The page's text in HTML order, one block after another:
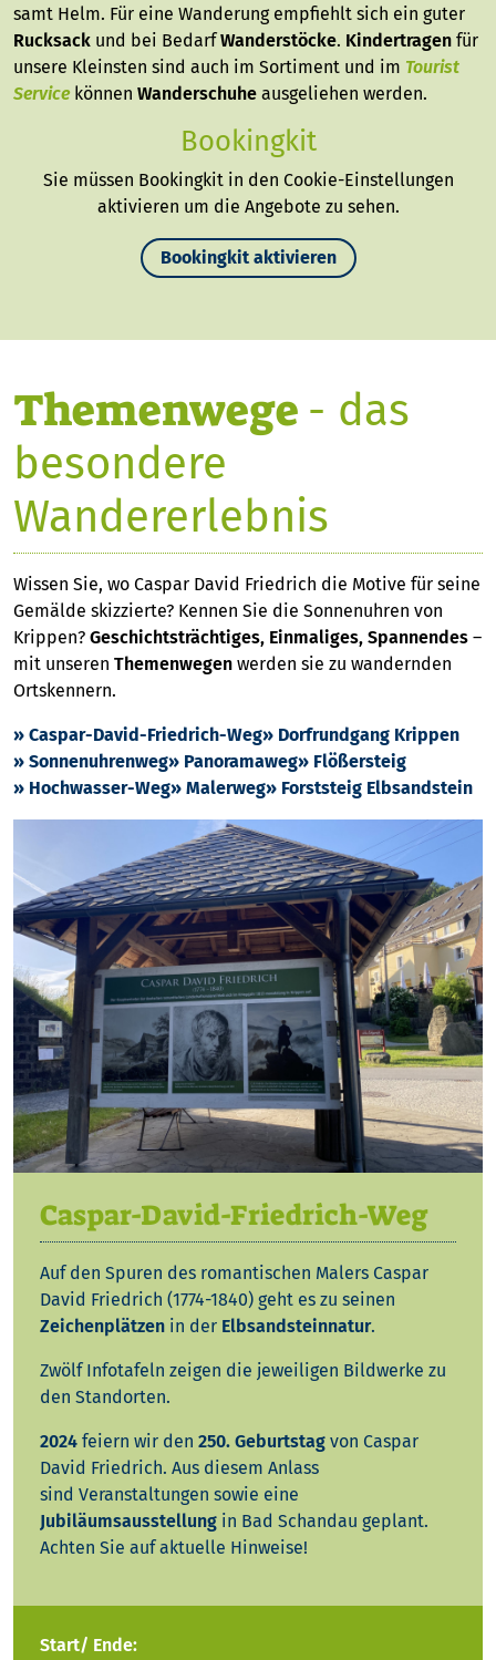
samt Helm. Für eine Wanderung empfiehlt sich ein guter
Rucksack und bei BedarfWanderstöcke. Kindertragen für
unsere Kleinsten sind auch im Sortiment und im Tourist
Servicekönnen Wanderschuhe ausgeliehen werden.
Bookingkit
Sie müssen Bookingkit in den Cookie-Einstellungen
aktivieren um die Angebote zu sehen.
Bookingkit aktivieren
Themenwege - das
besondere
Wandererlebnis
Wissen Sie, wo Caspar David Friedrich die Motive für seine
Gemälde skizzierte? Kennen Sie die Sonnenuhren von
Krippen? Geschichtsträchtiges, Einmaliges, Spannendes –
mit unseren Themenwegen werden sie zu wandernden
Ortskennern.
» Caspar-David-Friedrich-Weg» Dorfrundgang Krippen
» Sonnenuhrenweg» Panoramaweg» Flößersteig
» Hochwasser-Weg» Malerweg» Forststeig Elbsandstein
Caspar-David-Friedrich-Weg
Auf den Spuren des romantischen Malers Caspar
David Friedrich (1774-1840) geht es zu seinen
Zeichenplätzen in der Elbsandsteinnatur.
Zwölf Infotafeln zeigen die jeweiligen Bildwerke zu
den Standorten.
2024 feiern wir den 250. Geburtstag von Caspar
David Friedrich. Aus diesem Anlass
sind Veranstaltungen sowie eine
Jubiläumsausstellung in Bad Schandau geplant.
Achten Sie auf aktuelle Hinweise!
Start/ Ende: